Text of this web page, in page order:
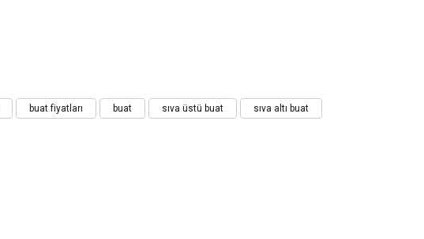
buat fiyatları buat sıva üstü buat sıva altı buat